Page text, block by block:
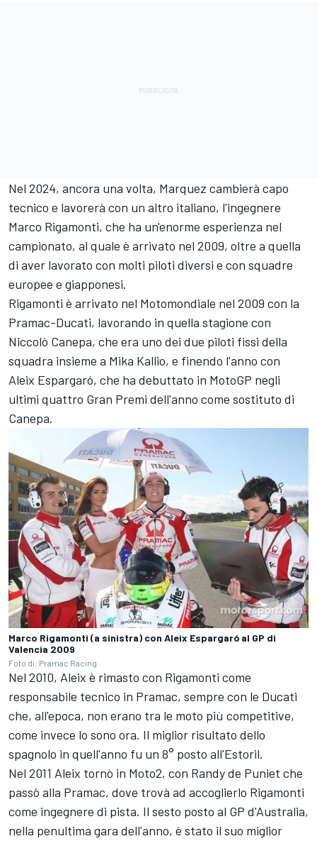
Nel 2024, ancora una volta, Marquez cambierà capo
tecnico e lavorerà con un altro italiano, l'ingegnere
Marco Rigamonti, che ha un'enorme esperienza nel
campionato, al quale è arrivato nel 2009, oltre a quella
di aver lavorato con molti piloti diversi e con squadre
europee e giapponesi.
Rigamonti è arrivato nel Motomondiale nel 2009 con la
Pramac-Ducati, lavorando in quella stagione con
Niccolò Canepa, che era uno dei due piloti fissi della
squadra insieme a Mika Kallio, e finendo l'anno con
Aleix Espargaró, che ha debuttato in MotoGP negli
ultimi quattro Gran Premi dell'anno come sostituto di
Canepa.
Marco Rigamonti (a sinistra) con Aleix Espargaró al GP di
Valencia 2009
Foto di: Pramac Racing
Nel 2010, Aleix è rimasto con Rigamonti come
responsabile tecnico in Pramac, sempre con le Ducati
che, all'epoca, non erano tra le moto più competitive,
come invece lo sono ora. Il miglior risultato dello
spagnolo in quell'anno fu un 8° posto all'Estoril.
Nel 2011 Aleix tornò in Moto2, con Randy de Puniet che
passò alla Pramac, dove trovà ad accoglierlo Rigamonti
come ingegnere di pista. Il sesto posto al GP d'Australia,
nella penultima gara dell'anno, è stato il suo miglior